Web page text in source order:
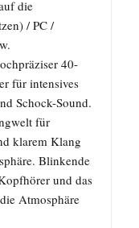
die
/ PC /
40-
für intensives
Schock-Sound.
für
klarem Klang
Blinkende
und das
Atmosphäre